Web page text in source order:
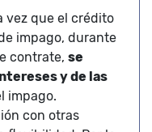
vez que el crédito
impago, durante
contrate, se
y de las
impago.
con otras